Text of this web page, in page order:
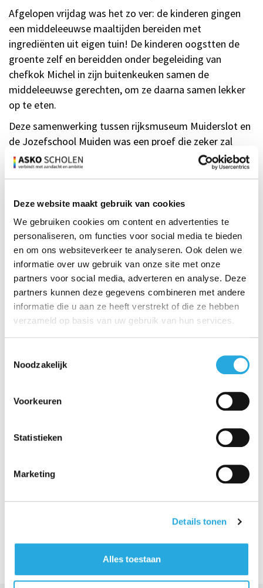
Deze website maakt gebruik van cookies
We gebruiken cookies om content en advertenties te
personaliseren, om functies voor social media te bieden
en om ons websiteverkeer te analyseren. Ook delen we
informatie over uw gebruik van onze site met onze
partners voor social media, adverteren en analyse. Deze
partners kunnen deze gegevens combineren met andere
informatie die u aan ze heeft verstrekt of die ze hebben
verzameld op basis van uw gebruik van hun services.
Noodzakelijk
Voorkeuren
Statistieken
Marketing
Details tonen
Alles toestaan
Afgelopen vrijdag was het zo ver: de kinderen gingen
een middeleeuwse maaltijden bereiden met
ingrediënten uit eigen tuin! De kinderen oogstten de
groente zelf en bereidden onder begeleiding van
chefkok Michel in zijn buitenkeuken samen de
middeleeuwse gerechten, om ze daarna samen lekker
op te eten.
Deze samenwerking tussen rijksmuseum Muiderslot en
de Jozefschool Muiden was een proef die zeker zal
worden voortgezet in het nieuwe schooljaar. Met dank
ook aan de ouders van groep 6 die met hun hulp het
Volg ons op Linkedin